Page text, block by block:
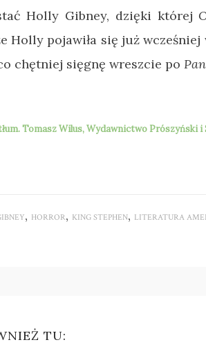
Holly Gibney, dzięki której
Holly pojawiła się już
chętniej sięgnę wreszcie po
Tomasz Wilus, Wydawnictwo Prószyński i
, HORROR, KING STEPHEN, LITERATURA
TU: